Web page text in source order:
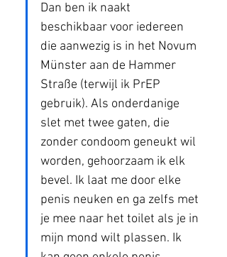
Dan ben ik naakt
beschikbaar voor iedereen
die aanwezig is in het Novum
Münster aan de Hammer
Straße (terwijl ik PrEP
gebruik). Als onderdanige
slet met twee gaten, die
zonder condoom geneukt wil
worden, gehoorzaam ik elk
bevel. Ik laat me door elke
penis neuken en ga zelfs met
je mee naar het toilet als je in
mijn mond wilt plassen. Ik